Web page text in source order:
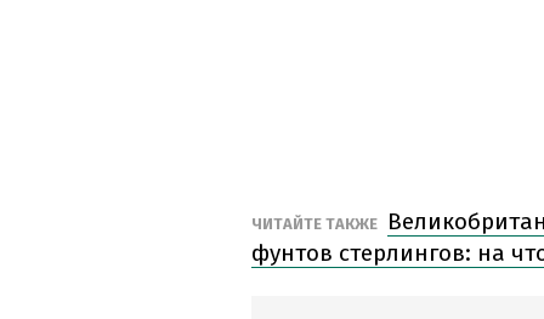
ЧИТАЙТЕ ТАКЖЕ
фунтов стерлингов: на